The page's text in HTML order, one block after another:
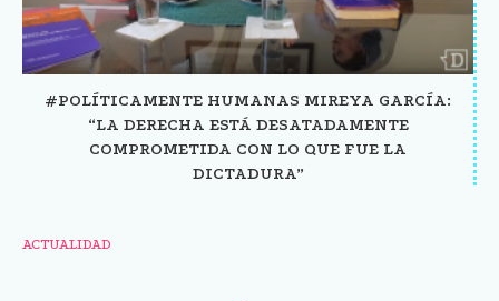
#POLÍTICAMENTE HUMANAS MIREYA GARCÍA:
“LA DERECHA ESTÁ DESATADAMENTE
COMPROMETIDA CON LO QUE FUE LA
DICTADURA”
ACTUALIDAD